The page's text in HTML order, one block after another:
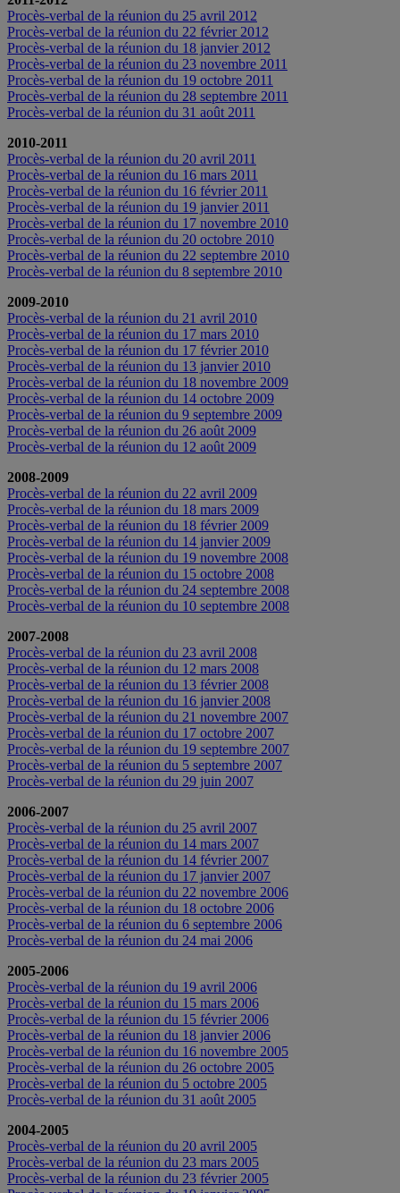
Procès-verbal de la réunion du 25 avril 2012
Procès-verbal de la réunion du 22 février 2012
Procès-verbal de la réunion du 18 janvier 2012
Procès-verbal de la réunion du 23 novembre 2011
Procès-verbal de la réunion du 19 octobre 2011
Procès-verbal de la réunion du 28 septembre 2011
Procès-verbal de la réunion du 31 août 2011
2010-2011
Procès-verbal de la réunion du 20 avril 2011
Procès-verbal de la réunion du 16 mars 2011
Procès-verbal de la réunion du 16 février 2011
Procès-verbal de la réunion du 19 janvier 2011
Procès-verbal de la réunion du 17 novembre 2010
Procès-verbal de la réunion du 20 octobre 2010
Procès-verbal de la réunion du 22 septembre 2010
Procès-verbal de la réunion du 8 septembre 2010
2009-2010
Procès-verbal de la réunion du 21 avril 2010
Procès-verbal de la réunion du 17 mars 2010
Procès-verbal de la réunion du 17 février 2010
Procès-verbal de la réunion du 13 janvier 2010
Procès-verbal de la réunion du 18 novembre 2009
Procès-verbal de la réunion du 14 octobre 2009
Procès-verbal de la réunion du 9 septembre 2009
Procès-verbal de la réunion du 26 août 2009
Procès-verbal de la réunion du 12 août 2009
2008-2009
Procès-verbal de la réunion du 22 avril 2009
Procès-verbal de la réunion du 18 mars 2009
Procès-verbal de la réunion du 18 février 2009
Procès-verbal de la réunion du 14 janvier 2009
Procès-verbal de la réunion du 19 novembre 2008
Procès-verbal de la réunion du 15 octobre 2008
Procès-verbal de la réunion du 24 septembre 2008
Procès-verbal de la réunion du 10 septembre 2008
2007-2008
Procès-verbal de la réunion du 23 avril 2008
Procès-verbal de la réunion du 12 mars 2008
Procès-verbal de la réunion du 13 février 2008
Procès-verbal de la réunion du 16 janvier 2008
Procès-verbal de la réunion du 21 novembre 2007
Procès-verbal de la réunion du 17 octobre 2007
Procès-verbal de la réunion du 19 septembre 2007
Procès-verbal de la réunion du 5 septembre 2007
Procès-verbal de la réunion du 29 juin 2007
2006-2007
Procès-verbal de la réunion du 25 avril 2007
Procès-verbal de la réunion du 14 mars 2007
Procès-verbal de la réunion du 14 février 2007
Procès-verbal de la réunion du 17 janvier 2007
Procès-verbal de la réunion du 22 novembre 2006
Procès-verbal de la réunion du 18 octobre 2006
Procès-verbal de la réunion du 6 septembre 2006
Procès-verbal de la réunion du 24 mai 2006
2005-2006
Procès-verbal de la réunion du 19 avril 2006
Procès-verbal de la réunion du 15 mars 2006
Procès-verbal de la réunion du 15 février 2006
Procès-verbal de la réunion du 18 janvier 2006
Procès-verbal de la réunion du 16 novembre 2005
Procès-verbal de la réunion du 26 octobre 2005
Procès-verbal de la réunion du 5 octobre 2005
Procès-verbal de la réunion du 31 août 2005
2004-2005
Procès-verbal de la réunion du 20 avril 2005
Procès-verbal de la réunion du 23 mars 2005
Procès-verbal de la réunion du 23 février 2005